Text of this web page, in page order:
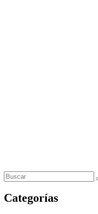
Categorías